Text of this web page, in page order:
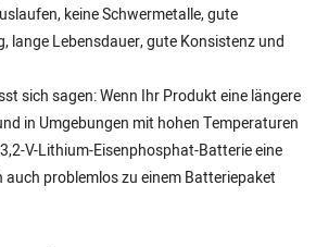
keine Schwermetalle, gute
lange Lebensdauer, gute Konsistenz und
sich sagen: Wenn Ihr Produkt eine längere
in Umgebungen mit hohen Temperaturen
V-Lithium-Eisenphosphat-Batterie eine
problemlos zu einem Batteriepaket